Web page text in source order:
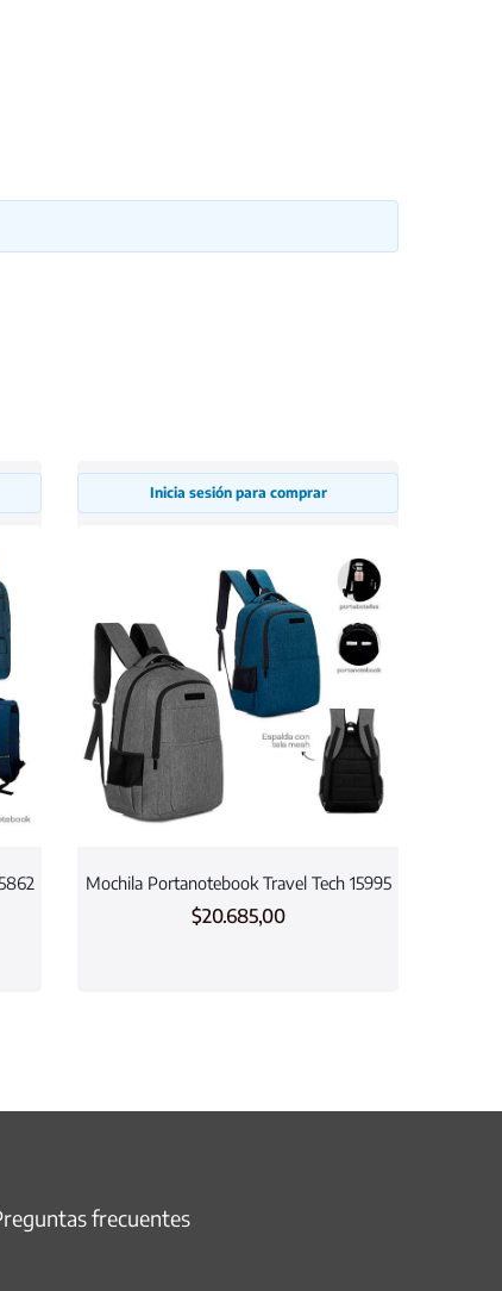
Inicia sesión para comprar
Mochila Portanotebook Travel Tech 15995
$20.685,00
frecuentes